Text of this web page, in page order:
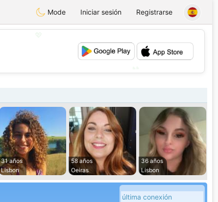
Mode Iniciar sesión Registrarse
💕
31 años
Lisbon
58 años
Oeiras
36 años
Lisbon
última conexión